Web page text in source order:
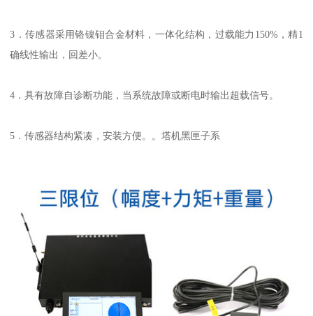
3．传感器采用铬镍钼合金材料，一体化结构，过载能力150%，精1
确线性输出，回差小。
4．具有故障自诊断功能，当系统故障或断电时输出超载信号。
5．传感器结构紧凑，安装方便。。塔机黑匣子系